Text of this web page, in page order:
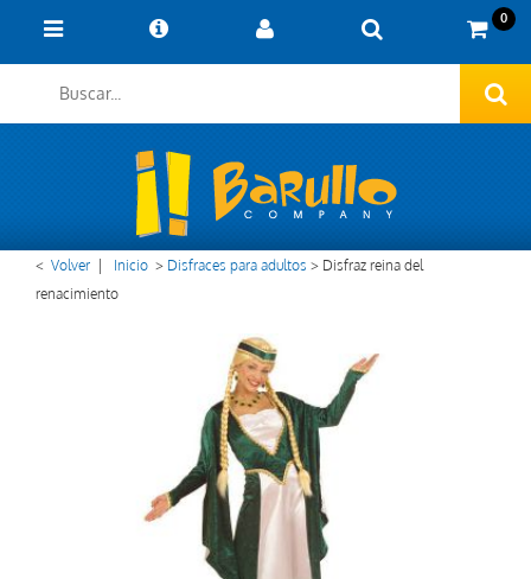
0
< Volver Inicio > Disfraces para adultos > Disfraz reina del
renacimiento